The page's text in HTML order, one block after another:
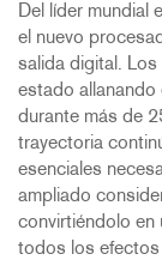
Del líder mundial
el nuevo
salida digital.
estado allanando
durante más de
trayectoria
esenciales
ampliado
convirtiéndolo en
todos los efectos